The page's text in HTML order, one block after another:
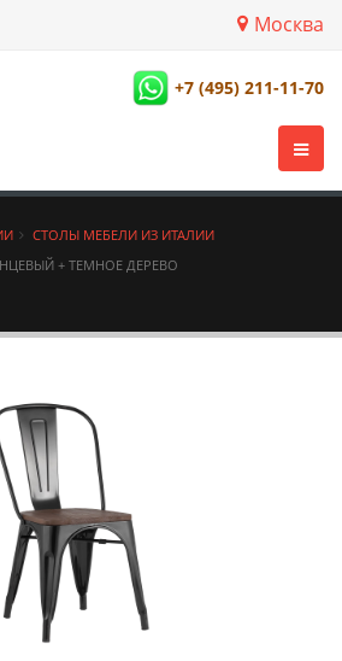
Москва
+7 (495) 211-11-70
СТОЛЫ МЕБЕЛИ ИЗ ИТАЛИИ
+ ТЕМНОЕ ДЕРЕВО